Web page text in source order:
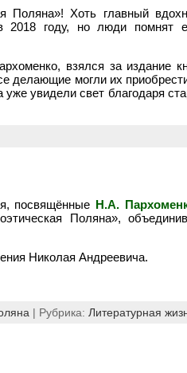
Поляна»! Хоть главный
2018 году, но люди помнят
взялся за издание
делающие могли их
увидели свет благодаря
посвящённые Н.А.
Поляна»,
Николая Андреевича.
| Рубрика: Литературная